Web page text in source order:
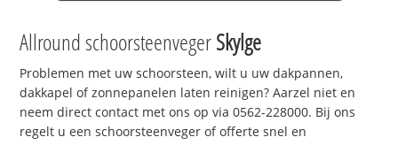
Allround schoorsteenvegerSkylge
Problemen met uw schoorsteen, wilt u uw dakpannen,
dakkapel of zonnepanelen laten reinigen? Aarzel niet en
neem direct contact met ons op via 0562-228000. Bij ons
regelt u een schoorsteenveger of offerte snel en